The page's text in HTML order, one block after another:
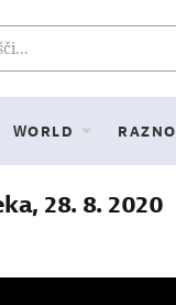
WORLD RAZNO
28. 8. 2020